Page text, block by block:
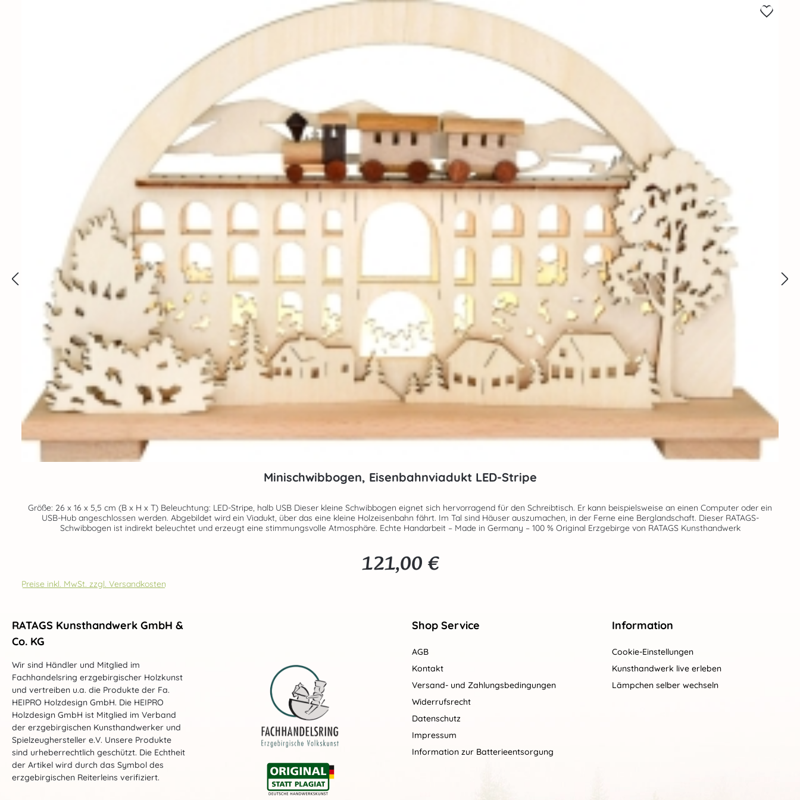
Minischwibbogen, Eisenbahnviadukt LED-Stripe
Größe: 26 x 16 x 5,5 cm (B x H x T) Beleuchtung: LED-Stripe, halb USB Dieser kleine Schwibbogen eignet sich hervorragend für den Schreibtisch. Er kann beispielsweise an einen Computer oder ein
USB-Hub angeschlossen werden. Abgebildet wird ein Viadukt, über das eine kleine Holzeisenbahn fährt. Im Tal sind Häuser auszumachen, in der Ferne eine Berglandschaft. Dieser RATAGS-
Schwibbogen ist indirekt beleuchtet und erzeugt eine stimmungsvolle Atmosphäre. Echte Handarbeit – Made in Germany – 100 % Original Erzgebirge von RATAGS Kunsthandwerk
Regulärer Preis:
121,00 €
Preise inkl. MwSt. zzgl. Versandkosten
RATAGS Kunsthandwerk GmbH &
Co. KG
Wir sind Händler und Mitglied im
Fachhandelsring erzgebirgischer Holzkunst
und vertreiben u.a. die Produkte der Fa.
HEIPRO Holzdesign GmbH. Die HEIPRO
Holzdesign GmbH ist Mitglied im Verband
der erzgebirgischen Kunsthandwerker und
Spielzeughersteller e.V. Unsere Produkte
sind urheberrechtlich geschützt. Die Echtheit
der Artikel wird durch das Symbol des
erzgebirgischen Reiterleins verifiziert.
Shop Service
AGB
Kontakt
Versand- und Zahlungsbedingungen
Widerrufsrecht
Datenschutz
Impressum
Information zur Batterieentsorgung
Information
Cookie-Einstellungen
Kunsthandwerk live erleben
Lämpchen selber wechseln